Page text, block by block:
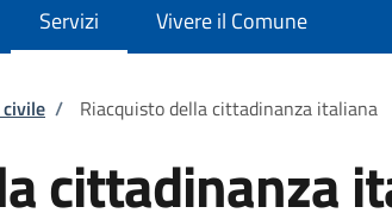
Servizi Vivere il Comune
/ Riacquisto della cittadinanza italiana
cittadinanza